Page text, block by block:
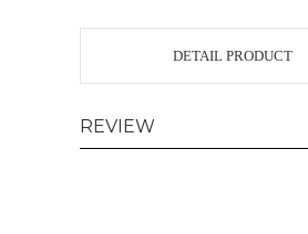
DETAIL PRODUCT
REVIEW